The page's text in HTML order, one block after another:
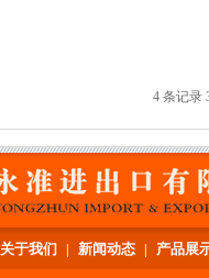
4 条记录
关于我们 新闻动态 产品展